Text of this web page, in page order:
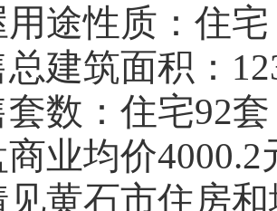
用途性质：住宅
建筑面积：
数：住宅92套
业均价4000.2
黄石市住房